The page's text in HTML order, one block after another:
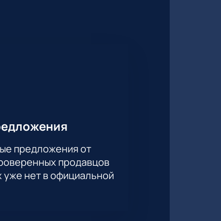
шоу. Цена зависит от
и ответят на любые
вживую!
предложения от
продавцов
нет в официальной